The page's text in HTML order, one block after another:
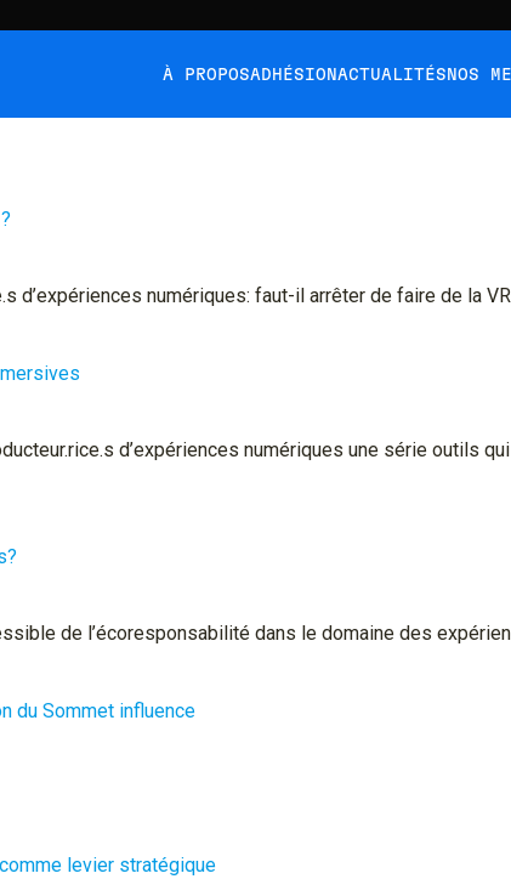
À PROPOSADHÉSIONACTUALITÉS NOS
d’expériences numériques: faut-il arrêter de faire de la
d’expériences numériques une série outils
de l’écoresponsabilité dans le domaine des
du Sommet influence
levier stratégique